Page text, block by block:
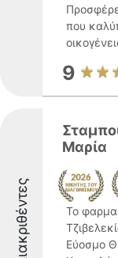
που
9
Διακριθέντες
Μαρία
Το
Εύοσμο